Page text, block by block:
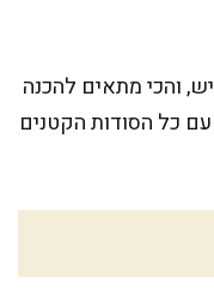
והכי מתאים להכנה
כל הסודות הקטנים